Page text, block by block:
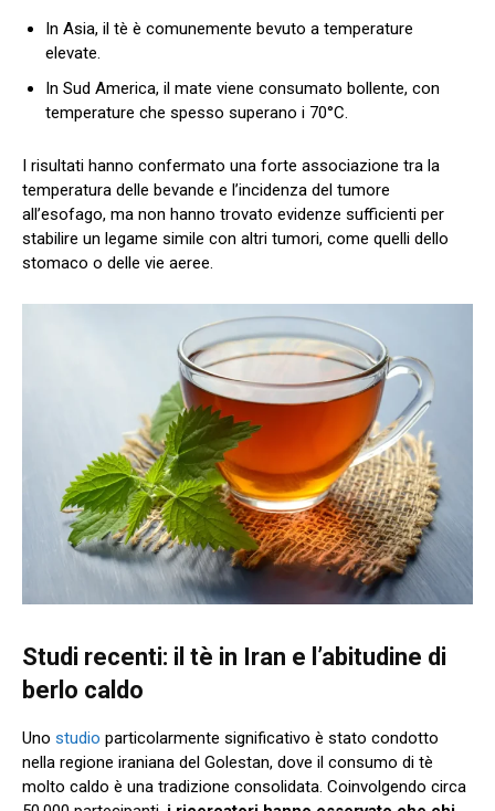
In Asia, il tè è comunemente bevuto a temperature
elevate.
In Sud America, il mate viene consumato bollente, con
temperature che spesso superano i 70°C.
I risultati hanno confermato una forte associazione tra la
temperatura delle bevande e l’incidenza del tumore
all’esofago, ma non hanno trovato evidenze sufficienti per
stabilire un legame simile con altri tumori, come quelli dello
stomaco o delle vie aeree.
Studi recenti: il tè in Iran e l’abitudine di
berlo caldo
Uno studio particolarmente significativo è stato condotto
nella regione iraniana del Golestan, dove il consumo di tè
molto caldo è una tradizione consolidata. Coinvolgendo circa